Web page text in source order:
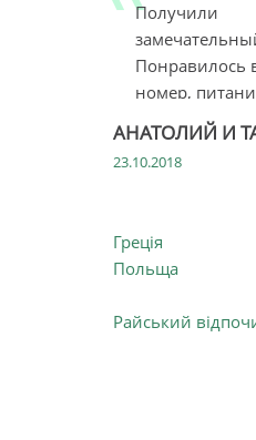
Получили
Понравилось
номер,
тер...
АНАТОЛИЙ И
23.10.2018
Греція
Польща
Райський